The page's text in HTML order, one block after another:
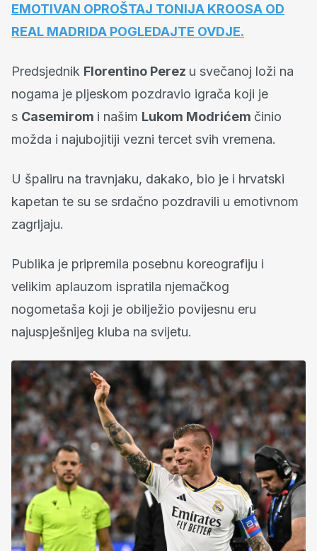
EMOTIVAN OPROŠTAJ TONIJA KROOSA OD
REAL MADRIDA POGLEDAJTE OVDJE.
Predsjednik Florentino Perez u svečanoj loži na
nogama je pljeskom pozdravio igrača koji je
s Casemirom i našim Lukom Modrićem činio
možda i najubojitiji vezni tercet svih vremena.
U špaliru na travnjaku, dakako, bio je i hrvatski
kapetan te su se srdačno pozdravili u emotivnom
zagrljaju.
Publika je pripremila posebnu koreografiju i
velikim aplauzom ispratila njemačkog
nogometaša koji je obilježio povijesnu eru
najuspješnijeg kluba na svijetu.